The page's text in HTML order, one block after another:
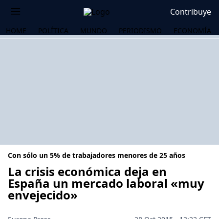
Contribuye
HOME POLÍTICA MUNDO PERIODISMO ECONOMÍA
Con sólo un 5% de trabajadores menores de 25 años
La crisis económica deja en
España un mercado laboral «muy
envejecido»